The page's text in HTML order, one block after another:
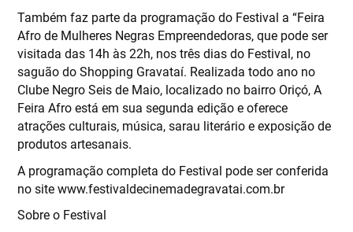
Também faz parte da programação do Festival a “Feira
Afro de Mulheres Negras Empreendedoras, que pode ser
visitada das 14h às 22h, nos três dias do Festival, no
saguão do Shopping Gravataí. Realizada todo ano no
Clube Negro Seis de Maio, localizado no bairro Oriçó, A
Feira Afro está em sua segunda edição e oferece
atrações culturais, música, sarau literário e exposição de
produtos artesanais.
A programação completa do Festival pode ser conferida
no site www.festivaldecinemadegravatai.com.br
Sobre o Festival